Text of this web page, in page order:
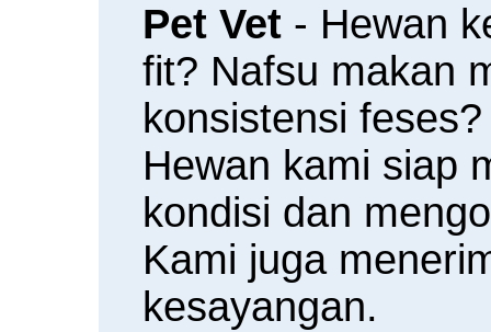
Pet Vet - Hewan
fit? Nafsu makan
konsistensi
Hewan kami siap
kondisi dan
Kami juga
kesayangan.